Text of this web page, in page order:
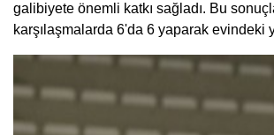
galibiyete önemli katkı sağladı. Bu
karşılaşmalarda 6'da 6 yaparak